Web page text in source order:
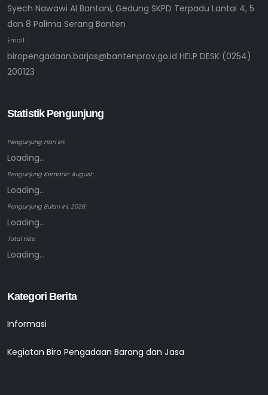
Syech Nawawi Al Bantani, Gedung SKPD Terpadu Lantai 4, 5
dan 8 Palima Serang Banten
Email :
biropengadaan.barjas@bantenprov.go.id HELP DESK (0254)
200123
Statistik Pengunjung
Pengunjung Hari ini:
Loading...
Pengunjung Kemarin: August:
Loading...
Pengunjung Bulan ini: 2026:
Loading...
Total Hits:
Loading...
Kategori Berita
Informasi
Kegiatan Biro Pengadaan Barang dan Jasa